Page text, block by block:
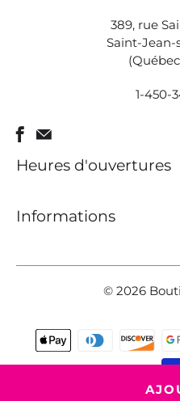
389, rue
Saint-Jean-
1-450-
Heures d'ouvertures
Informations
© 2026